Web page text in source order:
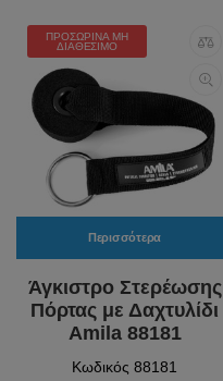
ΠΡΟΣΩΡΙΝΆ ΜΗ
ΔΙΑΘΈΣΙΜΟ
Περισσότερα
Άγκιστρο Στερέωσης
Πόρτας με Δαχτυλίδι
Amila 88181
Κωδικός 88181